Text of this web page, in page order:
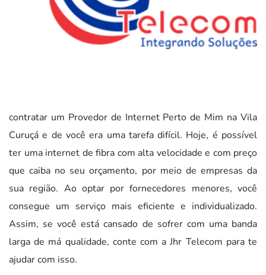
contratar um Provedor de Internet Perto de Mim na Vila
Curuçá e de você era uma tarefa difícil. Hoje, é possível
ter uma internet de fibra com alta velocidade e com preço
que caiba no seu orçamento, por meio de empresas da
sua região. Ao optar por fornecedores menores, você
consegue um serviço mais eficiente e individualizado.
Assim, se você está cansado de sofrer com uma banda
larga de má qualidade, conte com a Jhr Telecom para te
ajudar com isso.